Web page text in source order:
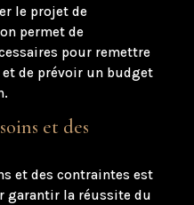
le projet de
permet de
pour remettre
et de prévoir un budget
et des
et des contraintes est
garantir la réussite du